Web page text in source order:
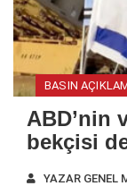
BASIN
ABD’nin
bekçisi
YAZAR GENEL